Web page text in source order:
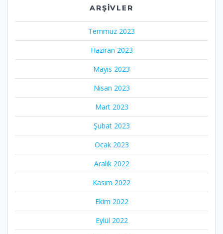
ARŞIVLER
Temmuz 2023
Haziran 2023
Mayıs 2023
Nisan 2023
Mart 2023
Şubat 2023
Ocak 2023
Aralık 2022
Kasım 2022
Ekim 2022
Eylül 2022